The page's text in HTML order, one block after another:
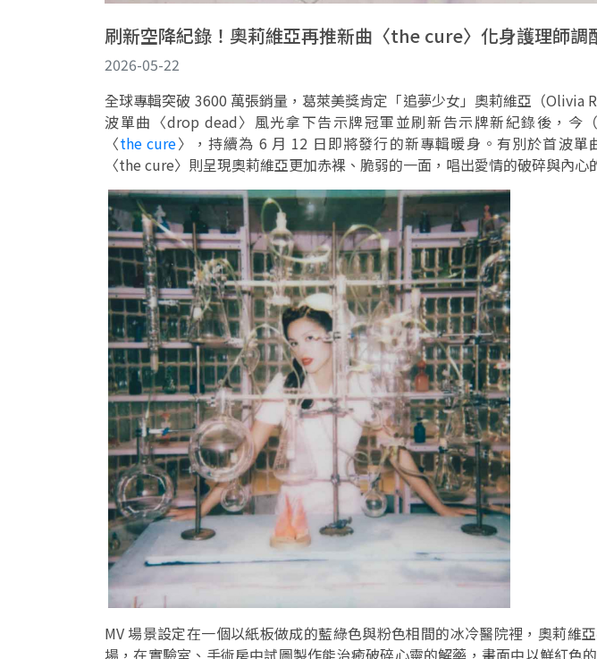
刷新空降紀錄！奧莉維亞再推新曲〈the cure〉化身護理師調
2026-05-22
全球專輯突破 3600 萬張銷量，葛萊美獎肯定「追夢少女」奧莉維亞（Olivia
波單曲〈drop dead〉風光拿下告示牌冠軍並刷新告示牌新紀錄後，今
〈the cure〉，持續為 6 月 12 日即將發行的新專輯暖身。有別於首波單
〈the cure〉則呈現奧莉維亞更加赤裸、脆弱的一面，唱出愛情的破碎與內心
MV 場景設定在一個以紙板做成的藍綠色與粉色相間的冰冷醫院裡，奧莉維
場，在實驗室、手術房中試圖製作能治癒破碎心靈的解藥，畫面中以鮮紅色